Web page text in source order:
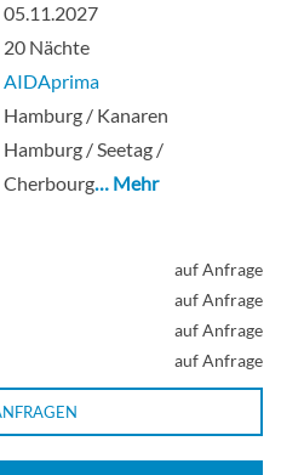
05.11.2027
20 Nächte
AIDAprima
Hamburg / Kanaren
Hamburg / Seetag /
Cherbourg… Mehr
auf Anfrage
auf Anfrage
auf Anfrage
auf Anfrage